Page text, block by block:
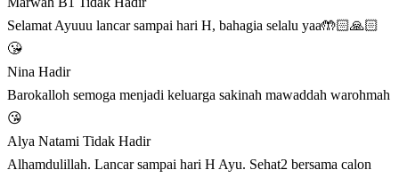
Selamat Ayuuu lancar sampai hari H, bahagia selalu yaa🤲🏻🙏🏻
😘
Nina Hadir
Barokalloh semoga menjadi keluarga sakinah mawaddah warohmah
😘
Alya Natami Tidak Hadir
Alhamdulillah. Lancar sampai hari H Ayu. Sehat2 bersama calon